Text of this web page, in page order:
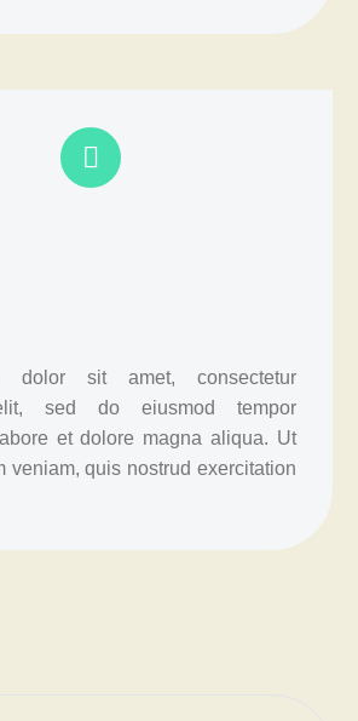


dolor sit amet, consectetur
sed do eiusmod tempor
et dolore magna aliqua. Ut
veniam, quis nostrud exercitation